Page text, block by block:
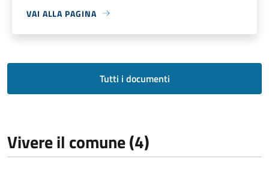
VAI ALLA PAGINA
Tutti i documenti
Vivere il comune (4)